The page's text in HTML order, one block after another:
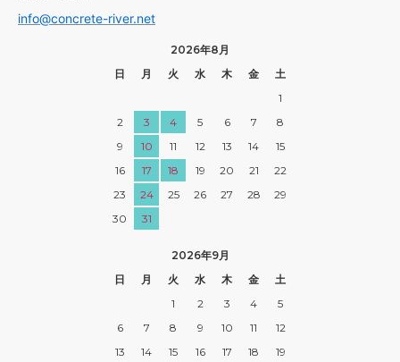
info@concrete-river.net
2026年8月
日
月 火 水 木 金
土
1
2
3 4 5 6 7
8
9
10 11 12 13 14
15
16
17 18 19 20 21
22
23
24 25 26 27 28
29
30
31
2026年9月
日
月 火 水 木 金
土
1
2 3 4
5
6
7 8 9 10 11
12
13
14 15 16 17 18
19